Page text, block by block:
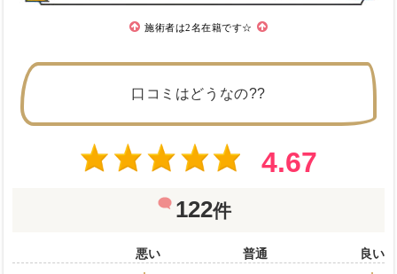
施術者は2名在籍です☆
口コミはどうなの??
4.67
122件
悪い 普通 良い